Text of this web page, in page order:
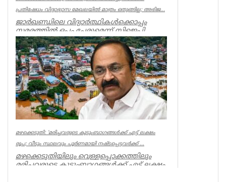
പ്രതിഷേധം വിദ്യാഭ്യാസ മേഖലയിൽ മാത്രം ഒതുങ്ങില്ല; അഭിജ...
ജാർഖണ്ഡിലെ വിദ്യാർത്ഥികൾക്കൊപ്പം
സമരത്തിൽ ഒപ്പം ചേരുമെന്ന് സിജെപി
സ്ഥാപകൻ അഭിജിത്ത് ദീപ്കെ.
ജനങ്ങൾക...
Latest News
മഴക്കെടുതി: ‘മരിച്ചവരുടെ കുടുംബാഗങ്ങൾക്ക് എട്ട് ലക്ഷം
രൂപ; വീടും സ്ഥലവും പൂർണമായി നഷ്ടപ്പെട്ടവർക്ക് ...
മഴക്കെടുതിയിലും വെള്ളപ്പൊക്കത്തിലും
മരിച്ചവരുടെ കുടുംബാഗങ്ങൾക്ക് എട്ട് ലക്ഷം